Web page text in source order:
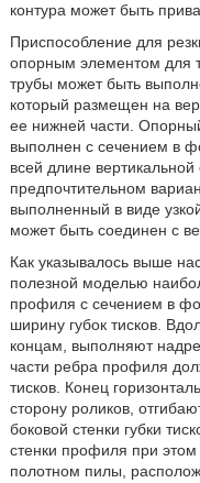
контура может быть
Приспособление для
опорным элементом для
трубы может быть
который размещен на
ее нижней части.
выполнен с сечением в
всей длине
предпочтительном
выполненный в виде
может быть соединен с
Как указывалось выше
полезной моделью
профиля с сечением в
ширину губок тисков.
концам, выполняют
части ребра профиля
тисков. Конец
сторону роликов,
боковой стенки губки
стенки профиля при
полотном пилы,